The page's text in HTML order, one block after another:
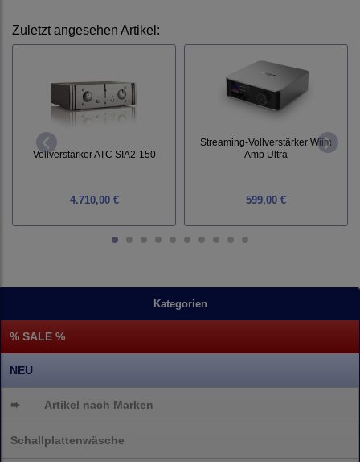
Kategorien
% SALE %
NEU
➨ Artikel nach Marken
Schallplattenwäsche
Zuletzt angesehen Artikel:
Vollverstärker ATC SIA2-150
4.710,00 €
Streaming-Vollverstärker Wiim
Amp Ultra
599,00 €